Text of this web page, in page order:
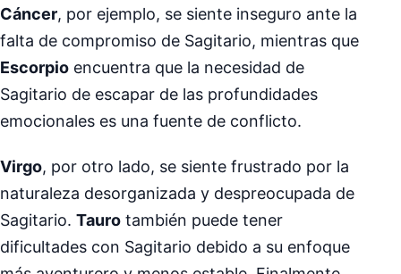
Cáncer, por ejemplo, se siente inseguro ante la
falta de compromiso de Sagitario, mientras que
Escorpio encuentra que la necesidad de
Sagitario de escapar de las profundidades
emocionales es una fuente de conflicto.
Virgo, por otro lado, se siente frustrado por la
naturaleza desorganizada y despreocupada de
Sagitario. Tauro también puede tener
dificultades con Sagitario debido a su enfoque